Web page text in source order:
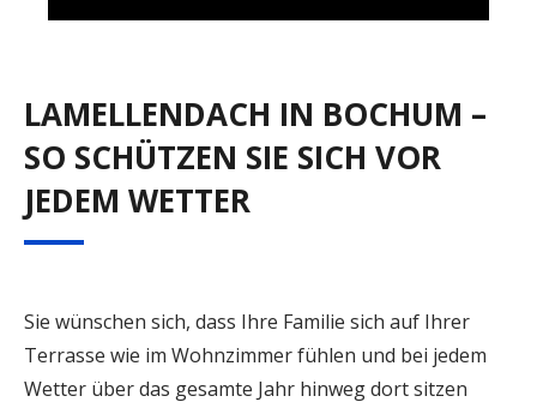
LAMELLENDACH IN BOCHUM –
SO SCHÜTZEN SIE SICH VOR
JEDEM WETTER
Sie wünschen sich, dass Ihre Familie sich auf Ihrer
Terrasse wie im Wohnzimmer fühlen und bei jedem
Wetter über das gesamte Jahr hinweg dort sitzen